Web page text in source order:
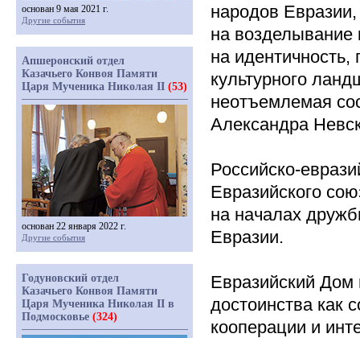
народов
на
на
культурного
неотъемлемая
Александра
Российско-
Евразийского
на началах
Евразии.
Евразийский Дом
достоинства как
кооперации и
основан 9 мая 2021 г.
Другие события
Апшеронский отдел
Казачьего Конвоя Памяти
Царя Мученика Николая II (53)
основан 22 января 2022 г.
Другие события
Годуновский отдел
Казачьего Конвоя Памяти
Царя Мученика Николая II в
Подмосковье (324)